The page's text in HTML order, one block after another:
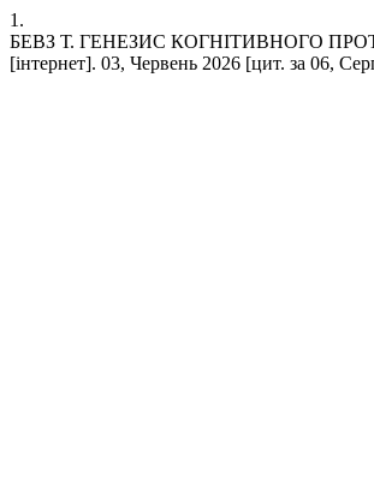
1.
БЕВЗ Т. ГЕНЕЗИС КОГНІТИВНОГО
[інтернет]. 03, Червень 2026 [цит. за 06,